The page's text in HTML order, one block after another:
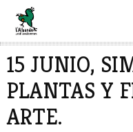
15 JUNIO,
PLANTAS Y
ARTE.